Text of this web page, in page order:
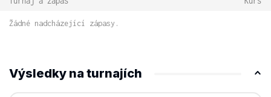
Žádné nadcházející zápasy.
Výsledky na turnajích